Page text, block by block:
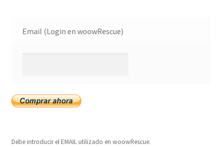
Email (Login en woowRescue)
Debe introducir el EMAIL utilizado en woowRescue.